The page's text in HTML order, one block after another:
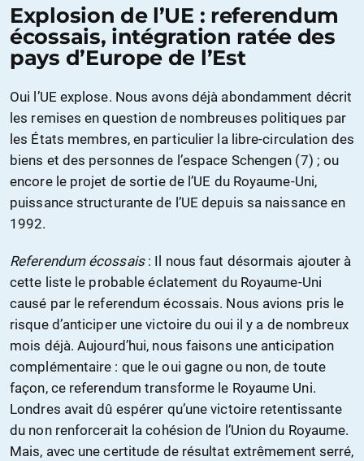
Explosion de l’UE : referendum
écossais, intégration ratée des
pays d’Europe de l’Est
Oui l’UE explose. Nous avons déjà abondamment décrit
les remises en question de nombreuses politiques par
les États membres, en particulier la libre-circulation des
biens et des personnes de l’espace Schengen (7) ; ou
encore le projet de sortie de l’UE du Royaume-Uni,
puissance structurante de l’UE depuis sa naissance en
1992.
Referendum écossais: Il nous faut désormais ajouter à
cette liste le probable éclatement du Royaume-Uni
causé par le referendum écossais. Nous avions pris le
risque d’anticiper une victoire du oui il y a de nombreux
mois déjà. Aujourd’hui, nous faisons une anticipation
complémentaire : que le oui gagne ou non, de toute
façon, ce referendum transforme le Royaume Uni.
Londres avait dû espérer qu’une victoire retentissante
du non renforcerait la cohésion de l’Union du Royaume.
Mais, avec une certitude de résultat extrêmement serré,